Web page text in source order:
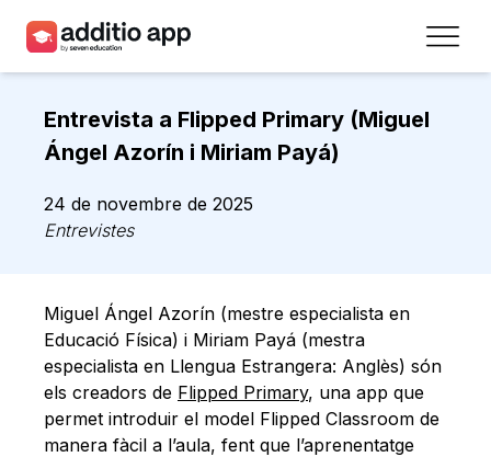
Centres
Recursos
Plans
Accés
Registra’t
Contacte
Entrevista a Flipped Primary (Miguel
Ángel Azorín i Miriam Payá)
24 de novembre de 2025
Entrevistes
Miguel Ángel Azorín (mestre especialista en
Educació Física) i Miriam Payá (mestra
especialista en Llengua Estrangera: Anglès) són
els creadors de Flipped Primary, una app que
permet introduir el model Flipped Classroom de
manera fàcil a l’aula, fent que l’aprenentatge